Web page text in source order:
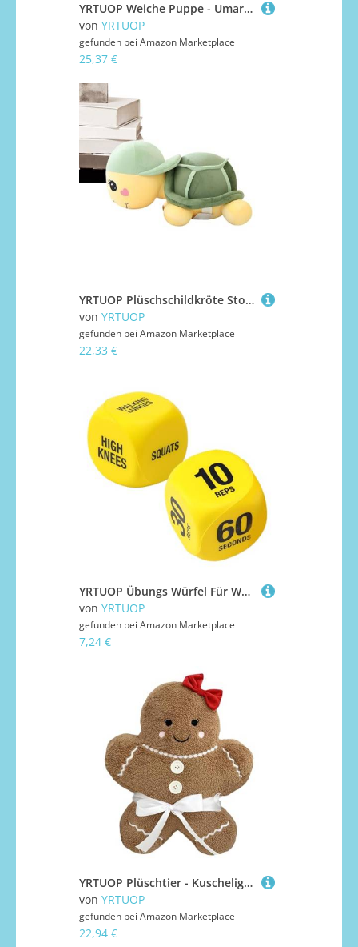
YRTUOP Weiche Puppe - Umarmkissen Kuschelkissen,35 cm Deko Für Zimmer Geburtstag Klassenzimmer Weihnachten Zuhause Kinder Sammler Fans Geschenk - Erwachsene Sammler Kinder Spiel Fans
von YRTUOP
gefunden bei Amazon Marketplace
25,37 €
YRTUOP Plüschschildkröte Stofftier - Meeresschildkröte Mit - Kuscheliges Hautfreundliches Dekokissen Reisebegleiter Für Kinderzimmer Babygeschenk
von YRTUOP
gefunden bei Amazon Marketplace
22,33 €
YRTUOP Übungs Würfel Für Workouts | 6-Seitiger Fitness Würfel Damenset 2-Teilig | Trainingsgeräte Krafttraining Zubehör für Anfänger Reise Büro Haushalt Outdoor Hotel Fitnessraum
von YRTUOP
gefunden bei Amazon Marketplace
7,24 €
YRTUOP Plüschtier - Kuschelig Weiche männchen Figur - Geschenk Für Kinder Mädchen Familie Freunde
von YRTUOP
gefunden bei Amazon Marketplace
22,94 €